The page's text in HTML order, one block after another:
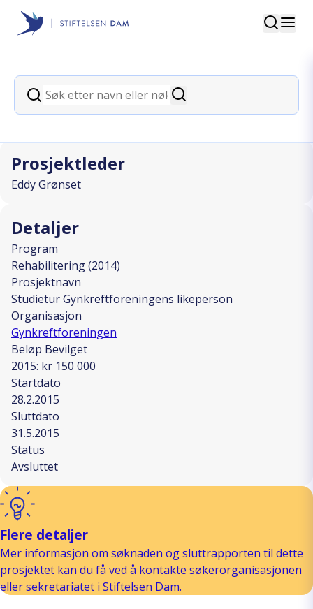
Stiftelsen Dam
Søk
Søk
Søk
back
Studietur Gynkreftforeningens
Prosjektleder
Eddy Grønset
Detaljer
Program
Rehabilitering (2014)
Prosjektnavn
Studietur Gynkreftforeningens likeperson
Organisasjon
Gynkreftforeningen
Beløp Bevilget
2015: kr 150 000
Startdato
28.2.2015
Sluttdato
31.5.2015
Status
Avsluttet
Flere detaljer
Mer informasjon om søknaden og sluttrapporten til dette
prosjektet kan du få ved å kontakte søkerorganisasjonen
eller sekretariatet i Stiftelsen Dam.